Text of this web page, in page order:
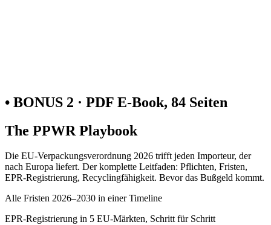
• BONUS 2 · PDF E-Book, 84 Seiten
The PPWR Playbook
Die EU-Verpackungsverordnung 2026 trifft jeden Importeur, der
nach Europa liefert. Der komplette Leitfaden: Pflichten, Fristen,
EPR-Registrierung, Recyclingfähigkeit. Bevor das Bußgeld kommt.
Alle Fristen 2026–2030 in einer Timeline
EPR-Registrierung in 5 EU-Märkten, Schritt für Schritt